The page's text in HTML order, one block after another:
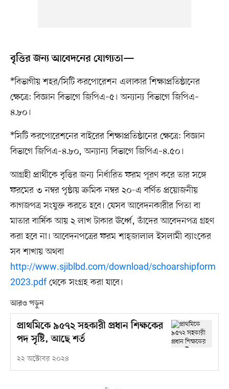
বৃত্তির জন্য আবেদনের যোগ্যতা—
*বিভাগীয় শহর/সিটি করপোরেশন এলাকার শিক্ষাপ্রতিষ্ঠানের
ক্ষেত্রে: বিজ্ঞান বিভাগে জিপিএ–৫। অন্যান্য বিভাগে জিপিএ–
৪.৮০।
*সিটি করপোরেশনের বাইরের শিক্ষাপ্রতিষ্ঠানের ক্ষেত্রে: বিজ্ঞান
বিভাগে জিপিএ–৪.৮০, অন্যান্য বিভাগে জিপিএ–৪.৫০।
আগ্রহী প্রার্থীকে বৃত্তির জন্য নির্ধারিত ফরম পূরণ করে তার সঙ্গে
ফরমের ৩ নম্বর পৃষ্ঠায় ক্রমিক নম্বর ২০-এ বর্ণিত প্রয়োজনীয়
কাগজপত্র সংযুক্ত করতে হবে। যেসব আবেদনকারীর পিতা বা
মাতার বার্ষিক আয় ২ লাখ টাকার ঊর্ধ্বে, তাঁদের আবেদনপত্র গ্রহণ
করা হবে না। আবেদনপত্রের ফরম শাহ্জালাল ইসলামী ব্যাংকের
সব শাখায় অথবা
http://www.sjiblbd.com/download/schoarshipform
2023.pdfথেকে সংগ্রহ করা যাবে।
আরও পড়ুন
প্রাথমিকে ৯৫৭২ সহকারী প্রধান শিক্ষকের
পদ সৃষ্টি, আছে শর্ত
২২ অক্টোবর ২০২৪